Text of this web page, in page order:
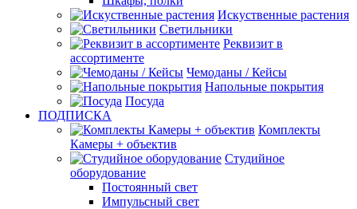
Искуственные растения
Светильники
Реквизит в
ассортименте
Чемоданы / Кейсы
Напольные покрытия
Посуда
ПОДПИСКА
Комплекты
Камеры + объектив
Студийное
оборудование
Постоянный свет
Импульсный свет